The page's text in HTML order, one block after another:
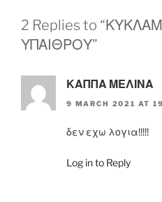
2 Replies to
ΥΠΑΙΘΡΟΥ”
ΚΑΠΠΑ ΜΕΛΙΝΑ
9 MARCH 2021 AT
δεν εχω λογια!!!!!
Log in to Reply